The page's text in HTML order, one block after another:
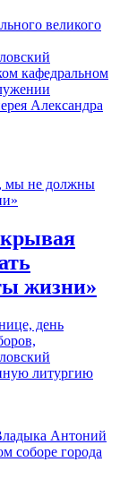
великого
кафедральном
Александра
жизни»
день
литургию